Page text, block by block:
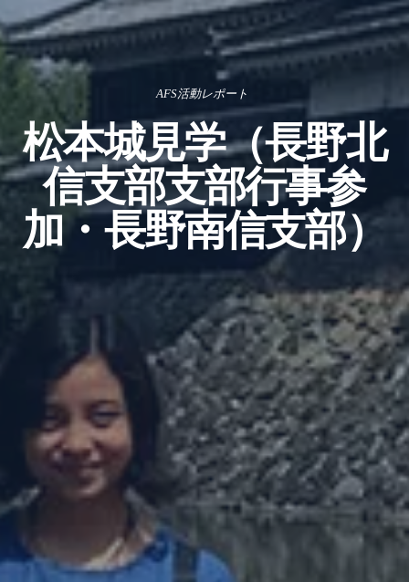
AFS活動レポート
松本城見学（長野北
信支部支部行事参
加・長野南信支部）